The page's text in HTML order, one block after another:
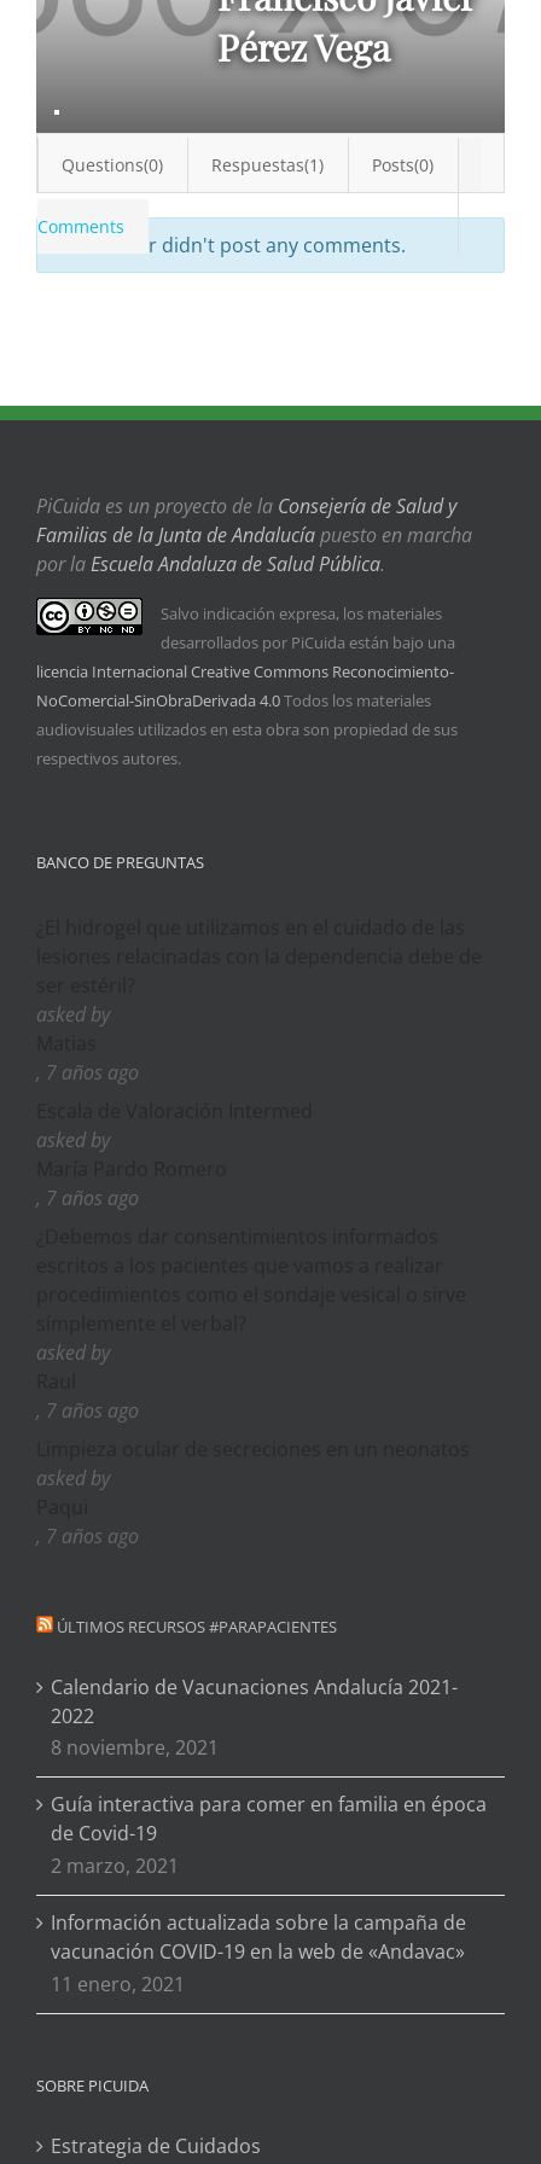
Pérez Vega
Questions(0) Respuestas(1) Posts(0)
Comments
The author didn't post any comments.
PiCuida es un proyecto de la Consejería de Salud y
Familias de la Junta de Andalucíapuesto en marcha
por laEscuela Andaluza de Salud Pública.
Salvo indicación expresa, los materiales
desarrollados por PiCuida están bajo una
licencia Internacional Creative Commons Reconocimiento-
NoComercial-SinObraDerivada 4.0Todos los materiales
audiovisuales utilizados en esta obra son propiedad de sus
respectivos autores.
BANCO DE PREGUNTAS
asked by
, 7 años ago
asked by
, 7 años ago
asked by
, 7 años ago
asked by
, 7 años ago
ÚLTIMOS RECURSOS #PARAPACIENTES
Calendario de Vacunaciones Andalucía 2021-
2022
8 noviembre, 2021
Guía interactiva para comer en familia en época
de Covid-19
2 marzo, 2021
Información actualizada sobre la campaña de
vacunación COVID-19 en la web de «Andavac»
11 enero, 2021
SOBRE PICUIDA
Estrategia de Cuidados